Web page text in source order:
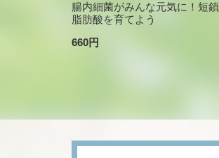
腸内細菌がみんな元気に！短鎖
脂肪酸を育てよう
660円